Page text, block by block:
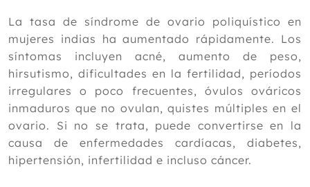
Marzo
Febrero
Enero
2022
2021
2020
2019
La tasa de síndrome de ovario poliquístico en
mujeres indias ha aumentado rápidamente. Los
síntomas incluyen acné, aumento de peso,
hirsutismo, dificultades en la fertilidad, períodos
irregulares o poco frecuentes, óvulos ováricos
inmaduros que no ovulan, quistes múltiples en el
ovario. Si no se trata, puede convertirse en la
causa de enfermedades cardíacas, diabetes,
hipertensión, infertilidad e incluso cáncer.